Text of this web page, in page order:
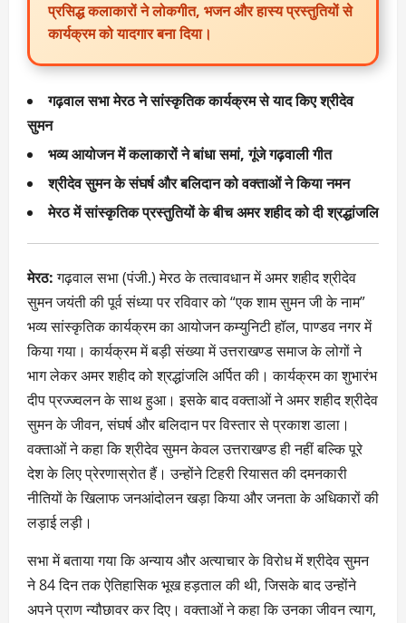
प्रसिद्ध कलाकारों ने लोकगीत, भजन और हास्य प्रस्तुतियों से
कार्यक्रम को यादगार बना दिया।
गढ़वाल सभा मेरठ ने सांस्कृतिक कार्यक्रम से याद किए श्रीदेव
सुमन
भव्य आयोजन में कलाकारों ने बांधा समां, गूंजे गढ़वाली गीत
श्रीदेव सुमन के संघर्ष और बलिदान को वक्ताओं ने किया नमन
मेरठ में सांस्कृतिक प्रस्तुतियों के बीच अमर शहीद को दी श्रद्धांजलि
मेरठ:गढ़वाल सभा (पंजी.) मेरठ के तत्वावधान में अमर शहीद श्रीदेव
सुमन जयंती की पूर्व संध्या पर रविवार को “एक शाम सुमन जी के नाम”
भव्य सांस्कृतिक कार्यक्रम का आयोजन कम्युनिटी हॉल, पाण्डव नगर में
किया गया। कार्यक्रम में बड़ी संख्या में उत्तराखण्ड समाज के लोगों ने
भाग लेकर अमर शहीद को श्रद्धांजलि अर्पित की। कार्यक्रम का शुभारंभ
दीप प्रज्ज्वलन के साथ हुआ। इसके बाद वक्ताओं ने अमर शहीद श्रीदेव
सुमन के जीवन, संघर्ष और बलिदान पर विस्तार से प्रकाश डाला।
वक्ताओं ने कहा कि श्रीदेव सुमन केवल उत्तराखण्ड ही नहीं बल्कि पूरे
देश के लिए प्रेरणास्रोत हैं। उन्होंने टिहरी रियासत की दमनकारी
नीतियों के खिलाफ जनआंदोलन खड़ा किया और जनता के अधिकारों की
लड़ाई लड़ी।
सभा में बताया गया कि अन्याय और अत्याचार के विरोध में श्रीदेव सुमन
ने 84 दिन तक ऐतिहासिक भूख हड़ताल की थी, जिसके बाद उन्होंने
अपने प्राण न्यौछावर कर दिए। वक्ताओं ने कहा कि उनका जीवन त्याग,